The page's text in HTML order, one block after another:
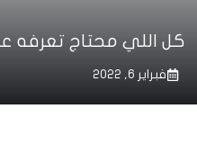
كل اللي محتاج تعرفه
فبراير 6, 2022